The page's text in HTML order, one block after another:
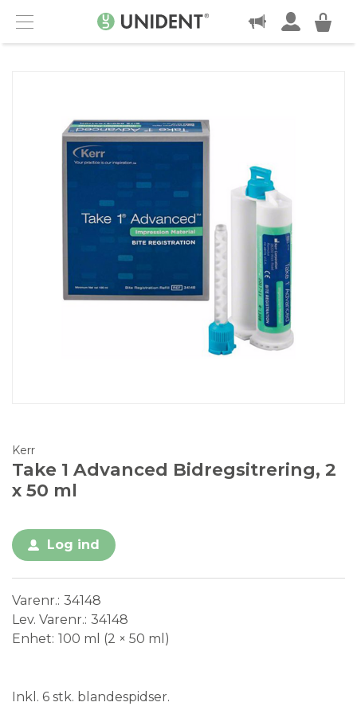
Menu
KONTAKT
Kerr
Take 1 Advanced Bidregsitrering, 2
x 50 ml
Log ind
Varenr. 34148
Lev. Varenr. 34148
Enhet 100 ml (2 × 50 ml)
Inkl. 6 stk. blandespidser.